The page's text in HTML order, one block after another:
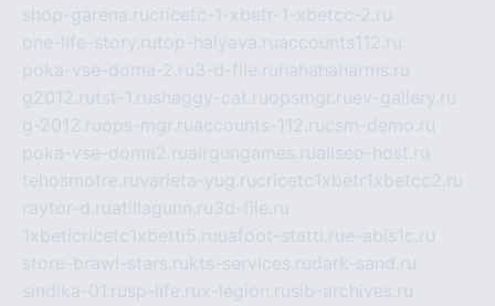
shop-garena.rucricetc-1-xbetr-1-xbetcc-2.ru
one-life-story.rutop-halyava.ruaccounts112.ru
poka-vse-doma-2.ru3-d-file.ru hahahaharms.ru
g2012.rutst-1.rushaggy-cat.ruopsmgr.ruev-gallery.ru
g-2012.ruops-mgr.ruaccounts-112.rucsm-demo.ru
poka-vse-doma2.ruairgungames.ruallseo-host.ru
tehosmotre.ruvarieta-yug.rucricetc1xbetr1xbetcc2.ru
raytor-d.ruatillagunn.ru3d-file.ru
1xbeticricetc1xbetti5.ruuafoot-statti.rue-abis1c.ru
store-brawl-stars.rukts-services.rudark-sand.ru
sindika-01.rusp-life.rux-legion.rusib-archives.ru